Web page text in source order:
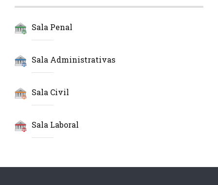
Sala Penal
Sala Administrativas
Sala Civil
Sala Laboral